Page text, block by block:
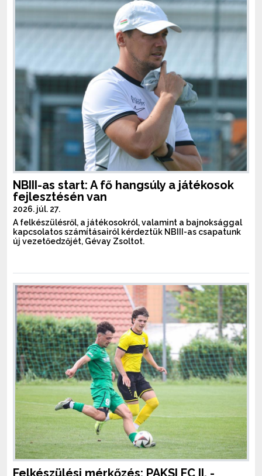
NBIII-as start: A fő hangsúly a játékosok
fejlesztésén van
2026. júl. 27.
A felkészülésről, a játékosokról, valamint a bajnoksággal
kapcsolatos számításairól kérdeztük NBIII-as csapatunk
új vezetőedzőjét, Gévay Zsoltot.